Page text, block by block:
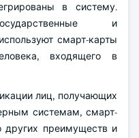
в систему.
и
смарт-карты
входящего в
лиц, получающих
системам, смарт-
других преимуществ и